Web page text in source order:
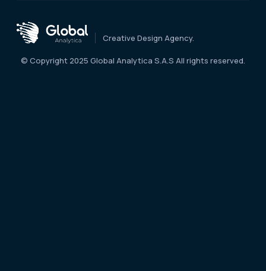
Creative Design Agency.
© Copyright 2025 Global Analytica S.A.S All rights reserved.